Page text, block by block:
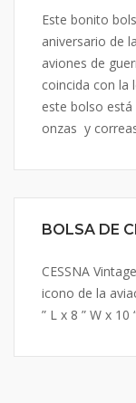
Este bonito
aniversario de
aviones de
coincida con la
este bolso
onzas y
BOLSA DE
CESSNA
icono de la
” L x 8 ” W x 10